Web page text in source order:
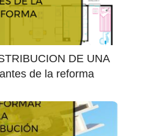
DE UNA
de la reforma